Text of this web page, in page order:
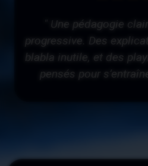
" Une pédagogie
progressive. Des
blabla inutile, et des
pensés pour